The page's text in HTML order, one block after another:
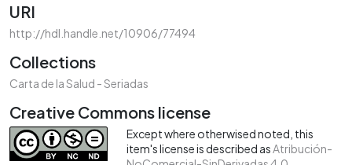
URI
http://hdl.handle.net/10906/77494
Collections
Carta de la Salud - Seriadas
Creative Commons license
Except where otherwised noted, this
item's license is described asAtribución-